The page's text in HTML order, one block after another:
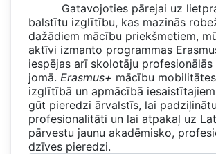
Gatavojoties pārejai uz
balstītu izglītību, kas mazinās
dažādiem mācību priekšmetiem,
aktīvi izmanto programmas
iespējas arī skolotāju
jomā. Erasmus+ mācību
izglītībā un apmācībā
gūt pieredzi ārvalstīs, lai
profesionalitāti un lai atpakaļ uz
pārvestu jaunu akadēmisko,
dzīves pieredzi.